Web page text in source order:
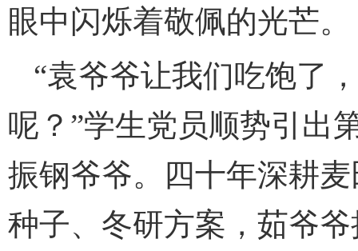
眼中闪烁着敬佩的光芒。
“袁爷爷让我们吃饱了
呢？”学生党员顺势引
振钢爷爷。四十年深耕
种子、冬研方案，茹爷